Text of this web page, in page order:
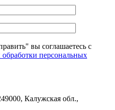
вы соглашаетесь с
персональных
Калужская обл.,